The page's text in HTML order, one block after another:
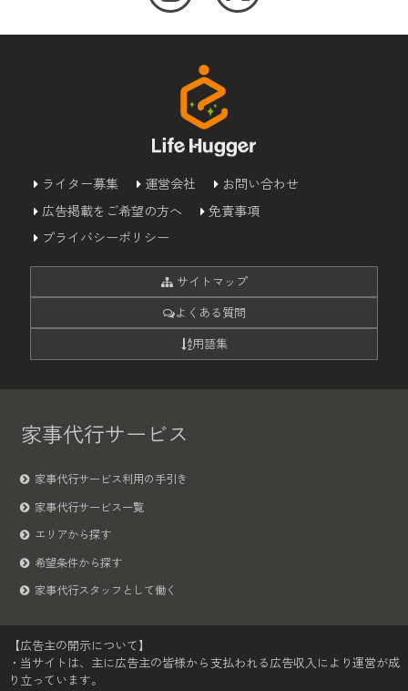
ライター募集 運営会社
お問い合わせ
広告掲載をご希望の方へ
免責事項
プライバシーポリシー
サイトマップ
よくある質問
用語集
家事代行サービス
家事代行サービス利用の手引き
家事代行サービス一覧
エリアから探す
希望条件から探す
家事代行スタッフとして働く
【広告主の開示について】
・当サイトは、主に広告主の皆様から支払われる広告収入により運営が成
り立っています。